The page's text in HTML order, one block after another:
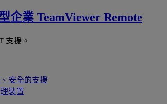
企業 TeamViewer Remote
支援。
安全的支援
裝置